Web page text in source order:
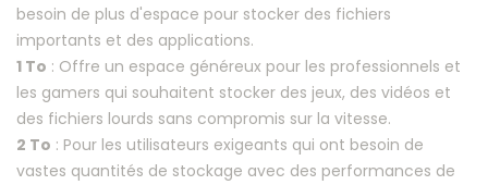
besoin de plus d'espace pour stocker des fichiers
importants et des applications.
1 To : Offre un espace généreux pour les professionnels et
les gamers qui souhaitent stocker des jeux, des vidéos et
des fichiers lourds sans compromis sur la vitesse.
2 To : Pour les utilisateurs exigeants qui ont besoin de
vastes quantités de stockage avec des performances de